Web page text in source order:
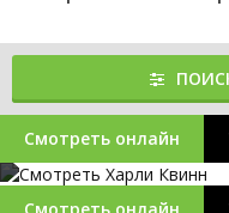
Смотреть онлайн